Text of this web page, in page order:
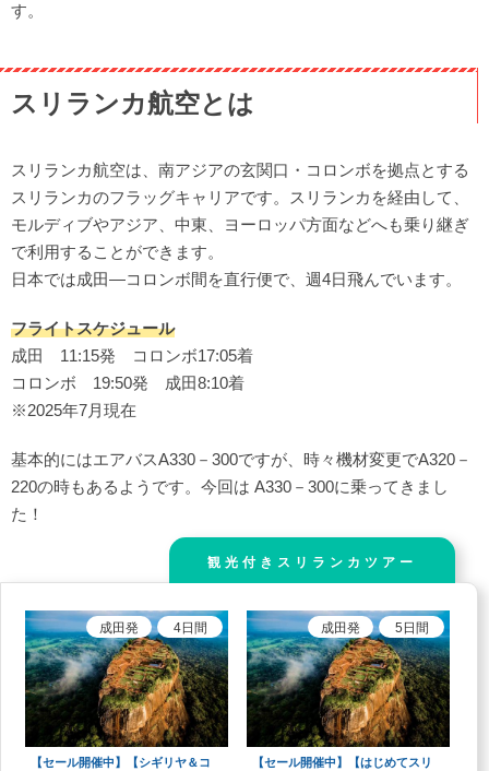
す。
スリランカ航空とは
スリランカ航空は、南アジアの玄関口・コロンボを拠点とする
スリランカのフラッグキャリアです。スリランカを経由して、
モルディブやアジア、中東、ヨーロッパ方面などへも乗り継ぎ
で利用することができます。
日本では成田―コロンボ間を直行便で、週4日飛んでいます。
フライトスケジュール
成田 11:15発 コロンボ17:05着
コロンボ 19:50発 成田8:10着
※2025年7月現在
基本的にはエアバスA330－300ですが、時々機材変更でA320－
220の時もあるようです。今回は A330－300に乗ってきまし
た！
観光付きスリランカツアー
【セール開催中】【シギリヤ＆コ
成田発 4日間
【セール開催中】【はじめてスリ
成田発 5 日間